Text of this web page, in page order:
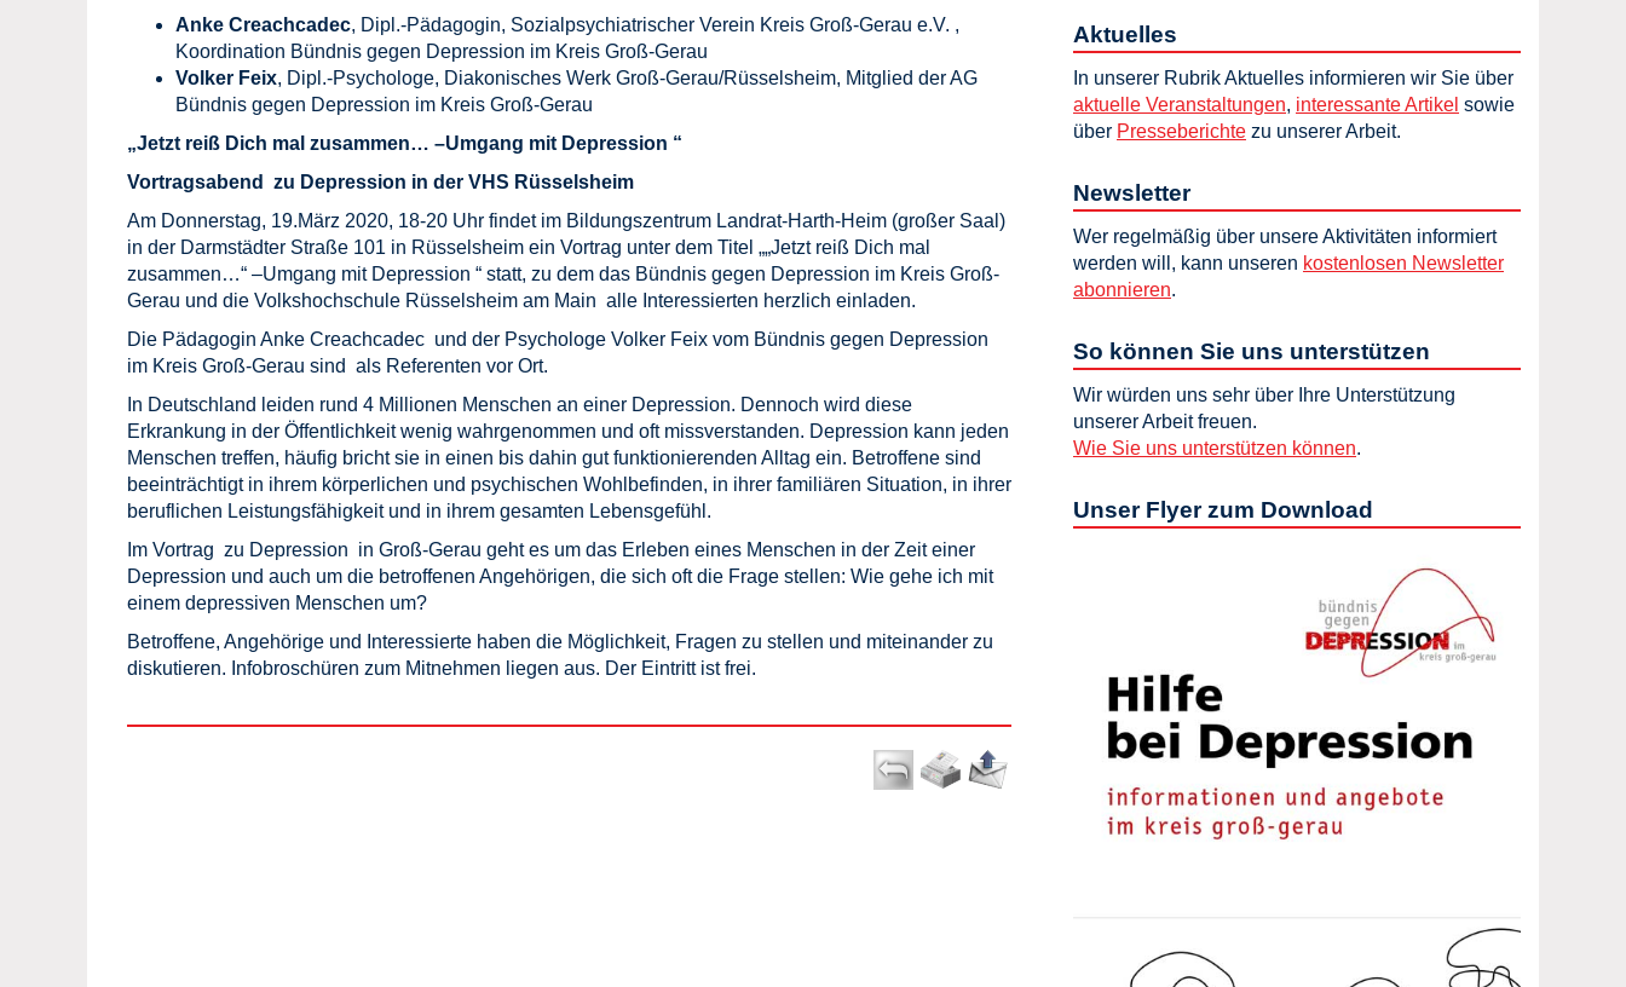
Anke Creachcadec, Dipl.-Pädagogin, Sozialpsychiatrischer Verein Kreis Groß-Gerau e.V. ,
Koordination Bündnis gegen Depression im Kreis Groß-Gerau
Volker Feix, Dipl.-Psychologe, Diakonisches Werk Groß-Gerau/Rüsselsheim, Mitglied der AG
Bündnis gegen Depression im Kreis Groß-Gerau
„Jetzt reiß Dich mal zusammen… –Umgang mit Depression “
Vortragsabend zu Depression in der VHS Rüsselsheim
Am Donnerstag, 19.März 2020, 18-20 Uhr findet im Bildungszentrum Landrat-Harth-Heim (großer Saal)
in der Darmstädter Straße 101 in Rüsselsheim ein Vortrag unter dem Titel „„Jetzt reiß Dich mal
zusammen…“ –Umgang mit Depression “ statt, zu dem das Bündnis gegen Depression im Kreis Groß-
Gerau und die Volkshochschule Rüsselsheim am Main alle Interessierten herzlich einladen.
Die Pädagogin Anke Creachcadec und der Psychologe Volker Feix vom Bündnis gegen Depression
im Kreis Groß-Gerau sind als Referenten vor Ort.
In Deutschland leiden rund 4 Millionen Menschen an einer Depression. Dennoch wird diese
Erkrankung in der Öffentlichkeit wenig wahrgenommen und oft missverstanden. Depression kann jeden
Menschen treffen, häufig bricht sie in einen bis dahin gut funktionierenden Alltag ein. Betroffene sind
beeinträchtigt in ihrem körperlichen und psychischen Wohlbefinden, in ihrer familiären Situation, in ihrer
beruflichen Leistungsfähigkeit und in ihrem gesamten Lebensgefühl.
Im Vortrag zu Depression in Groß-Gerau geht es um das Erleben eines Menschen in der Zeit einer
Depression und auch um die betroffenen Angehörigen, die sich oft die Frage stellen: Wie gehe ich mit
einem depressiven Menschen um?
Betroffene, Angehörige und Interessierte haben die Möglichkeit, Fragen zu stellen und miteinander zu
diskutieren. Infobroschüren zum Mitnehmen liegen aus. Der Eintritt ist frei.
Aktuelles
In unserer Rubrik Aktuelles informieren wir Sie über
aktuelle Veranstaltungen, interessante Artikel sowie
über Presseberichte zu unserer Arbeit.
Newsletter
Wer regelmäßig über unsere Aktivitäten informiert
werden will, kann unseren kostenlosen Newsletter
abonnieren.
So können Sie uns unterstützen
Wir würden uns sehr über Ihre Unterstützung
unserer Arbeit freuen.
Wie Sie uns unterstützen können.
Unser Flyer zum Download